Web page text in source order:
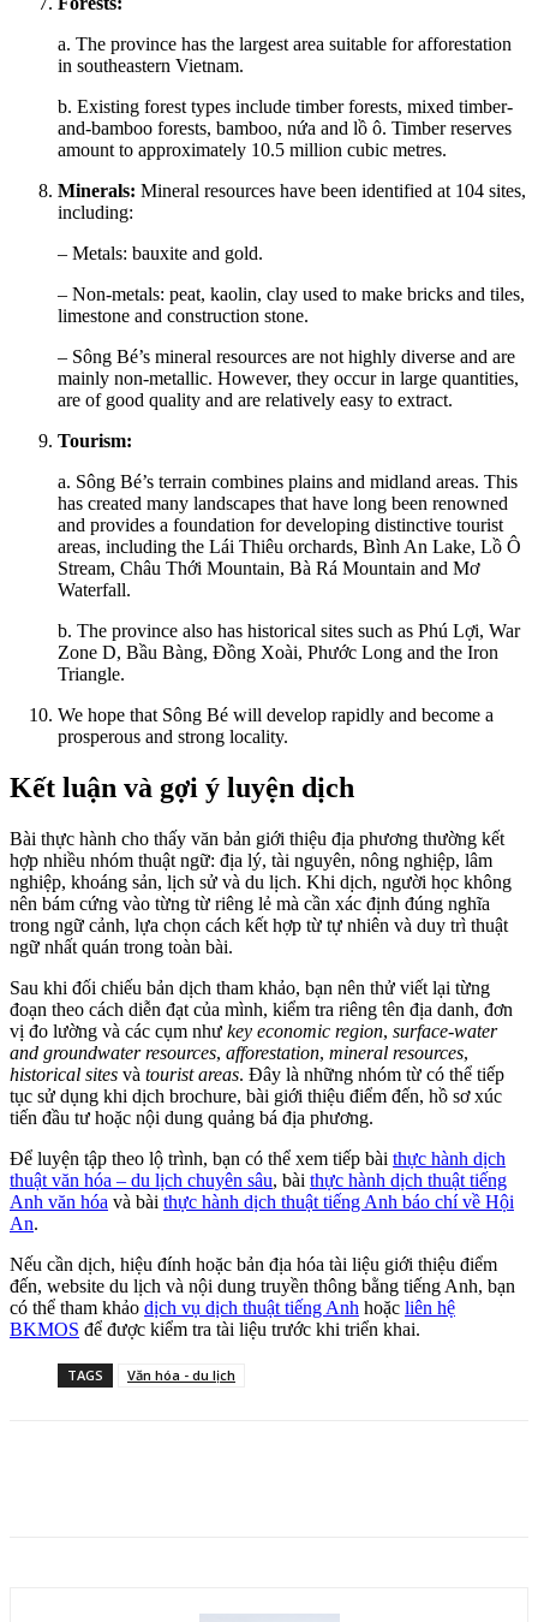
a. The province has the largest area suitable for afforestation
in southeastern Vietnam.
b. Existing forest types include timber forests, mixed timber-
and-bamboo forests, bamboo, nứa and lồ ô. Timber reserves
amount to approximately 10.5 million cubic metres.
Minerals: Mineral resources have been identified at 104 sites,
including:
– Metals: bauxite and gold.
– Non-metals: peat, kaolin, clay used to make bricks and tiles,
limestone and construction stone.
– Sông Bé’s mineral resources are not highly diverse and are
mainly non-metallic. However, they occur in large quantities,
are of good quality and are relatively easy to extract.
Tourism:
a. Sông Bé’s terrain combines plains and midland areas. This
has created many landscapes that have long been renowned
and provides a foundation for developing distinctive tourist
areas, including the Lái Thiêu orchards, Bình An Lake, Lồ Ô
Stream, Châu Thới Mountain, Bà Rá Mountain and Mơ
Waterfall.
b. The province also has historical sites such as Phú Lợi, War
Zone D, Bầu Bàng, Đồng Xoài, Phước Long and the Iron
Triangle.
We hope that Sông Bé will develop rapidly and become a
prosperous and strong locality.
Kết luận và gợi ý luyện dịch
Bài thực hành cho thấy văn bản giới thiệu địa phương thường kết
hợp nhiều nhóm thuật ngữ: địa lý, tài nguyên, nông nghiệp, lâm
nghiệp, khoáng sản, lịch sử và du lịch. Khi dịch, người học không
nên bám cứng vào từng từ riêng lẻ mà cần xác định đúng nghĩa
trong ngữ cảnh, lựa chọn cách kết hợp từ tự nhiên và duy trì thuật
ngữ nhất quán trong toàn bài.
Sau khi đối chiếu bản dịch tham khảo, bạn nên thử viết lại từng
đoạn theo cách diễn đạt của mình, kiểm tra riêng tên địa danh, đơn
vị đo lường và các cụm như key economic region, surface-water
and groundwater resources, afforestation, mineral resources,
historical sites và tourist areas. Đây là những nhóm từ có thể tiếp
tục sử dụng khi dịch brochure, bài giới thiệu điểm đến, hồ sơ xúc
tiến đầu tư hoặc nội dung quảng bá địa phương.
Để luyện tập theo lộ trình, bạn có thể xem tiếp bài thực hành dịch
thuật văn hóa – du lịch chuyên sâu, bài thực hành dịch thuật tiếng
Anh văn hóa và bài thực hành dịch thuật tiếng Anh báo chí về Hội
An.
Nếu cần dịch, hiệu đính hoặc bản địa hóa tài liệu giới thiệu điểm
đến, website du lịch và nội dung truyền thông bằng tiếng Anh, bạn
có thể tham khảo dịch vụ dịch thuật tiếng Anh hoặc liên hệ
BKMOS để được kiểm tra tài liệu trước khi triển khai.
TAGS Văn hóa - du lịch